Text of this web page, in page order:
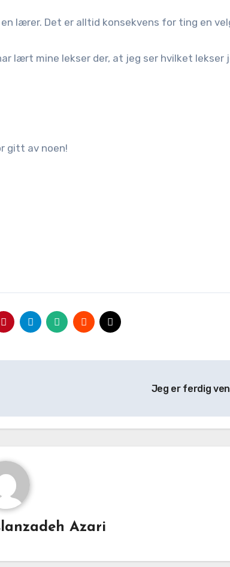
lærer. Det er alltid konsekvens for ting en
lært mine lekser der, at jeg ser hvilket lekser
gitt av noen!
Jeg er ferdig
Azari